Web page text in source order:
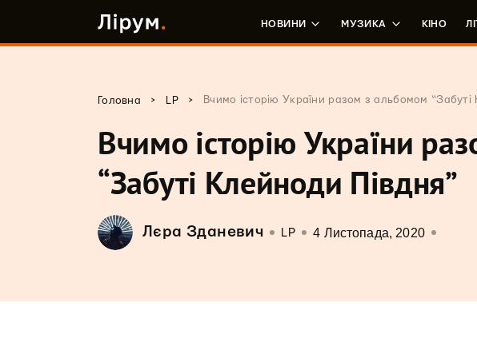
НОВИНИ МУЗИКА КІНО
Головна > LP > Вчимо історію України разом з альбомом “Забуті
Вчимо історію України
“Забуті Клейноди Півдня”
Лєра Зданевич LP 4 Листопада, 2020